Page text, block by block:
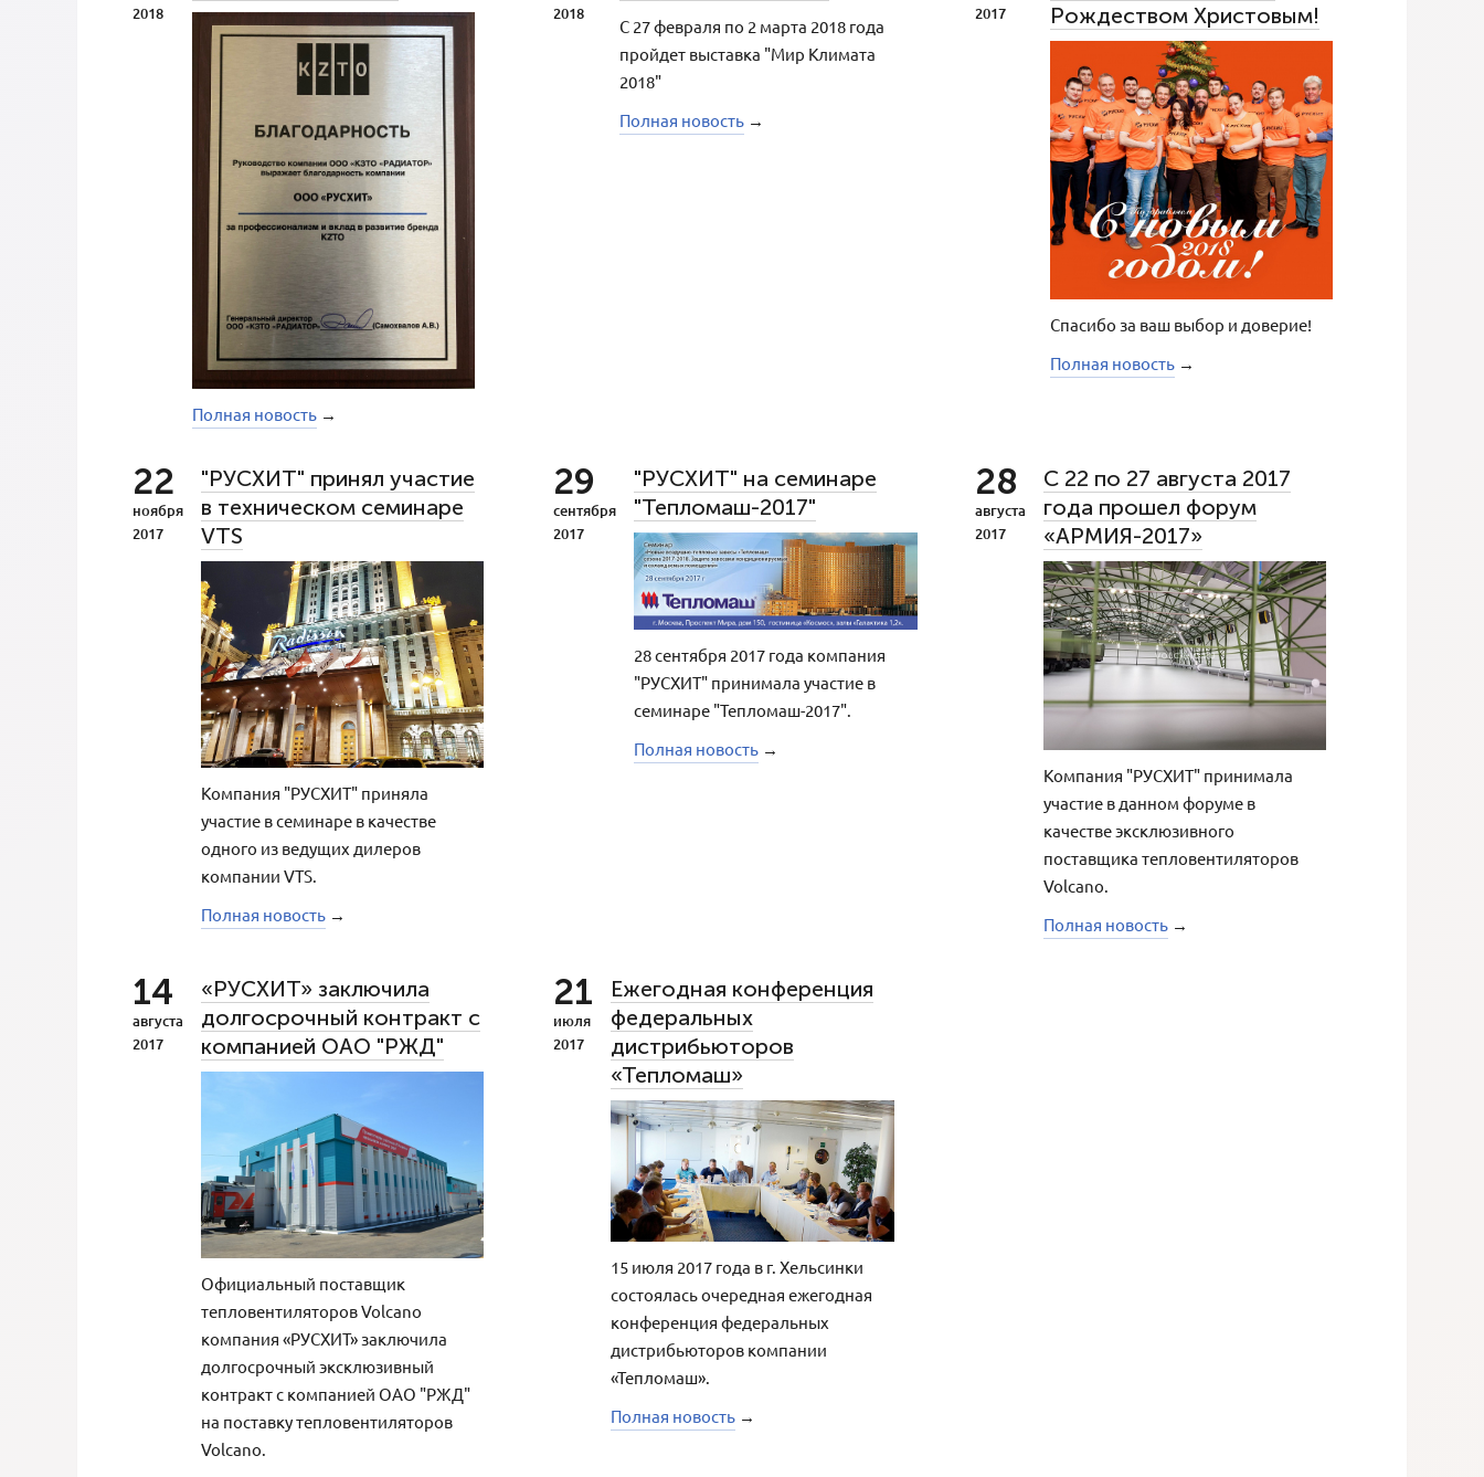
2018
Полная новость →
2018
С 27 февраля по 2 марта 2018 года
пройдет выставка "Мир Климата
2018"
Полная новость →
2017
Рождеством Христовым!
Спасибо за ваш выбор и доверие!
Полная новость →
22
ноября
2017
"РУСХИТ" принял участие
в техническом семинаре
VTS
Компания "РУСХИТ" приняла
участие в семинаре в качестве
одного из ведущих дилеров
компании VTS.
Полная новость →
29
сентября
2017
"РУСХИТ" на семинаре
"Тепломаш-2017"
28 сентября 2017 года компания
"РУСХИТ" принимала участие в
семинаре "Тепломаш-2017".
Полная новость →
28
августа
2017
С 22 по 27 августа 2017
года прошел форум
«АРМИЯ-2017»
Компания "РУСХИТ" принимала
участие в данном форуме в
качестве эксклюзивного
поставщика тепловентиляторов
Volcano.
Полная новость →
14
августа
2017
«РУСХИТ» заключила
долгосрочный контракт с
компанией ОАО "РЖД"
Официальный поставщик
тепловентиляторов Volcano
компания «РУСХИТ» заключила
долгосрочный эксклюзивный
контракт с компанией ОАО "РЖД"
на поставку тепловентиляторов
Volcano.
21
июля
2017
Ежегодная конференция
федеральных
дистрибьюторов
«Тепломаш»
15 июля 2017 года в г. Хельсинки
состоялась очередная ежегодная
конференция федеральных
дистрибьюторов компании
«Тепломаш».
Полная новость →